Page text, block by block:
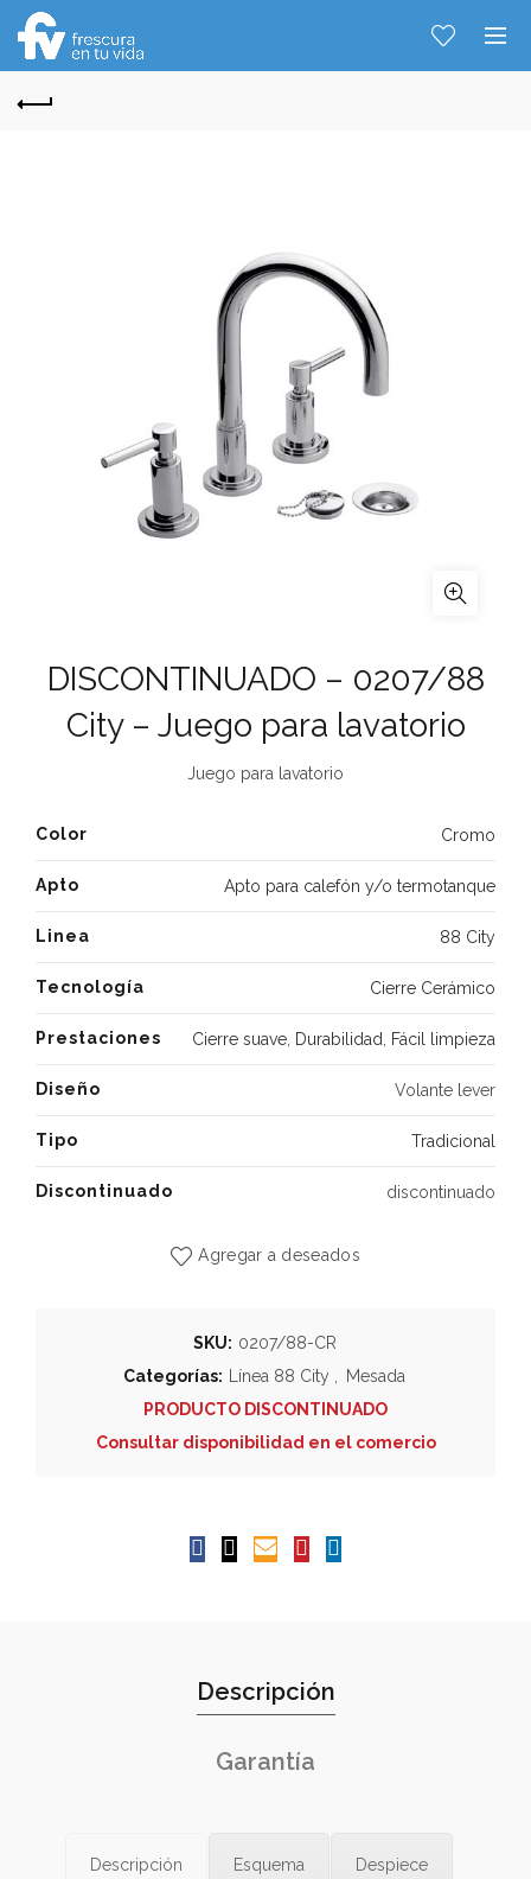
DISCONTINUADO – 0207/88
City – Juego para lavatorio
Juego para lavatorio
Color Cromo
Apto Apto para calefón y/o termotanque
Linea 88 City
Tecnología Cierre Cerámico
Prestaciones Cierre suave Durabilidad Fácil limpieza
Diseño Volante lever
Tipo Tradicional
Discontinuado discontinuado
Agregar a deseados
SKU: 0207/88-CR
Categorías:
Línea 88 City
Mesada
PRODUCTO DISCONTINUADO
Consultar disponibilidad en el comercio
Descripción
Garantía
Descripción Esquema Despiece
Solo tenes que decirme: Hola